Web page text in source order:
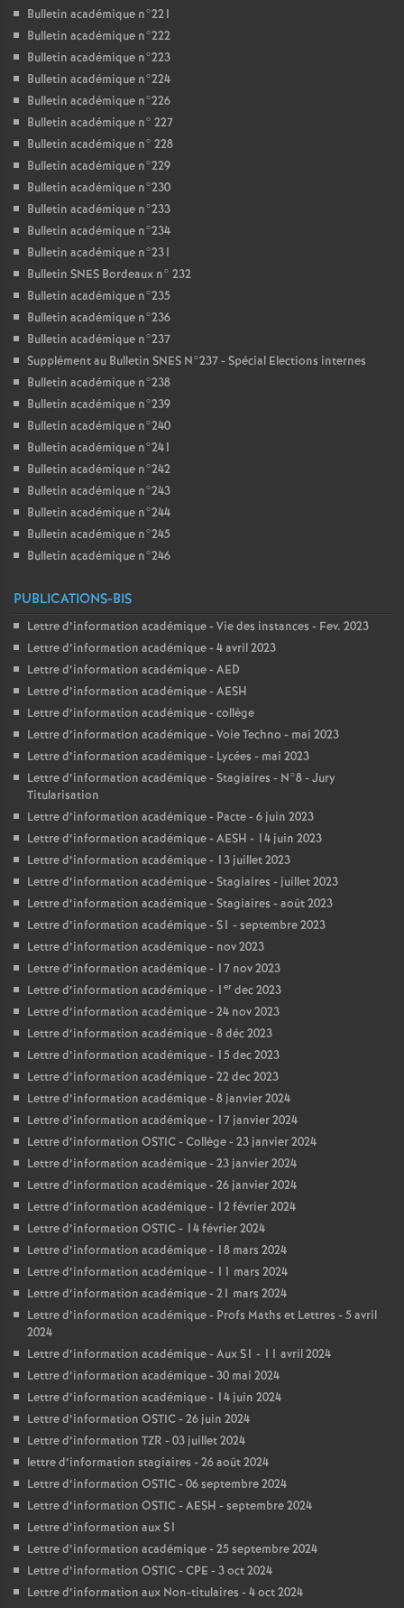
Bulletin académique n°221
Bulletin académique n°222
Bulletin académique n°223
Bulletin académique n°224
Bulletin académique n°226
Bulletin académique n° 227
Bulletin académique n° 228
Bulletin académique n°229
Bulletin académique n°230
Bulletin académique n°233
Bulletin académique n°234
Bulletin académique n°231
Bulletin SNES Bordeaux n° 232
Bulletin académique n°235
Bulletin académique n°236
Bulletin académique n°237
Supplément au Bulletin SNES N°237 - Spécial Elections internes
Bulletin académique n°238
Bulletin académique n°239
Bulletin académique n°240
Bulletin académique n°241
Bulletin académique n°242
Bulletin académique n°243
Bulletin académique n°244
Bulletin académique n°245
Bulletin académique n°246
PUBLICATIONS-BIS
Lettre d’information académique - Vie des instances - Fev. 2023
Lettre d’information académique - 4 avril 2023
Lettre d’information académique - AED
Lettre d’information académique - AESH
Lettre d’information académique - collège
Lettre d’information académique - Voie Techno - mai 2023
Lettre d’information académique - Lycées - mai 2023
Lettre d’information académique - Stagiaires - N°8 - Jury
Titularisation
Lettre d’information académique - Pacte - 6 juin 2023
Lettre d’information académique - AESH - 14 juin 2023
Lettre d’information académique - 13 juillet 2023
Lettre d’information académique - Stagiaires - juillet 2023
Lettre d’information académique - Stagiaires - août 2023
Lettre d’information académique - S1 - septembre 2023
Lettre d’information académique - nov 2023
Lettre d’information académique - 17 nov 2023
Lettre d’information académique - 1 er dec 2023
Lettre d’information académique - 24 nov 2023
Lettre d’information académique - 8 déc 2023
Lettre d’information académique - 15 dec 2023
Lettre d’information académique - 22 dec 2023
Lettre d’information académique - 8 janvier 2024
Lettre d’information académique - 17 janvier 2024
Lettre d’information OSTIC - Collège - 23 janvier 2024
Lettre d’information académique - 23 janvier 2024
Lettre d’information académique - 26 janvier 2024
Lettre d’information académique - 12 février 2024
Lettre d’information OSTIC - 14 février 2024
Lettre d’information académique - 18 mars 2024
Lettre d’information académique - 11 mars 2024
Lettre d’information académique - 21 mars 2024
Lettre d’information académique - Profs Maths et Lettres - 5 avril
2024
Lettre d’information académique - Aux S1 - 11 avril 2024
Lettre d’information académique - 30 mai 2024
Lettre d’information académique - 14 juin 2024
Lettre d’information OSTIC - 26 juin 2024
Lettre d’information TZR - 03 juillet 2024
lettre d’information stagiaires - 26 août 2024
Lettre d’information OSTIC - 06 septembre 2024
Lettre d’information OSTIC - AESH - septembre 2024
Lettre d’information aux S1
Lettre d’information académique - 25 septembre 2024
Lettre d’information OSTIC - CPE - 3 oct 2024
Lettre d’information aux Non-titulaires - 4 oct 2024